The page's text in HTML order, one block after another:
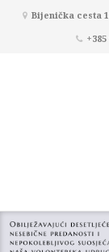
Bijenička cesta
+385